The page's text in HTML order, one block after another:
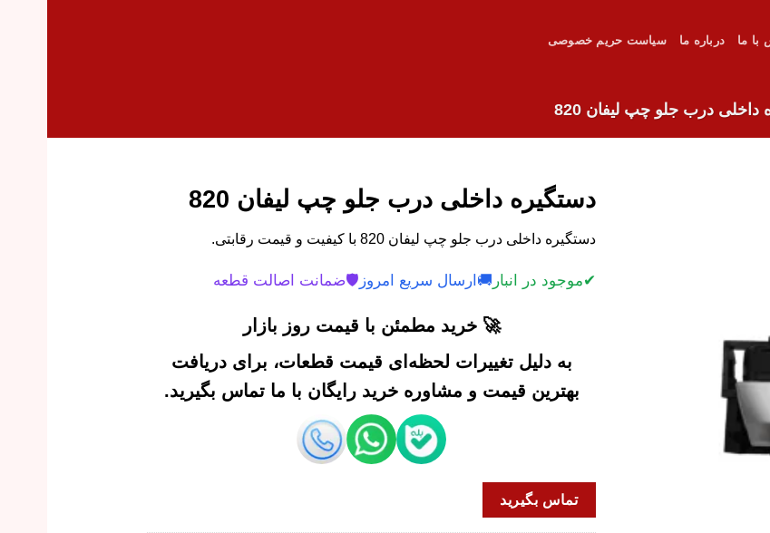
با ما درباره ما سیاست حریم خصوصی
داخلی درب جلو چپ لیفان 820
دستگیره داخلی درب جلو چپ لیفان 820
دستگیره داخلی درب جلو چپ لیفان 820 با کیفیت و قیمت رقابتی.
✔موجود در انبار 🚚 ارسال سریع امروز 🛡️ضمانت اصالت قطعه
🚀 خرید مطمئن با قیمت روز بازار
به دلیل تغییرات لحظه‌ای قیمت قطعات، برای دریافت
بهترین قیمت و مشاوره خرید رایگان با ما تماس بگیرید.
تماس بگیرید